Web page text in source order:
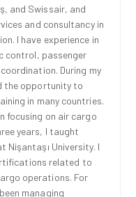
and Swissair, and
and consultancy in
I have experience in
control, passenger
During my
the opportunity to
in many countries.
focusing on air cargo
years, I taught
Nişantaşı University. I
related to
operations. For
managing